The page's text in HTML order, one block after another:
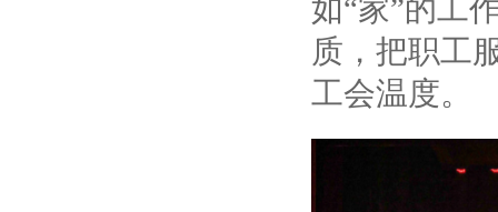
如“家”的工
质，把职工
工会温度。